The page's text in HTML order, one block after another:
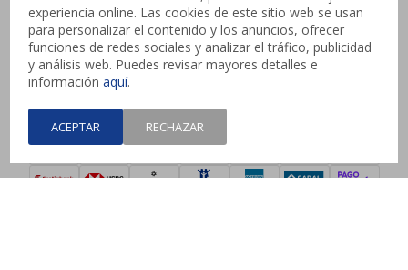
experiencia online. Las cookies de este sitio web se usan
para personalizar el contenido y los anuncios, ofrecer
funciones de redes sociales y analizar el tráfico, publicidad
y análisis web. Puedes revisar mayores detalles e
informaciónaquí.
ACEPTAR RECHAZAR
Lunes a Domingo de 10 a 21 hs - Pick up web 3 a
4 días hábiles.
   